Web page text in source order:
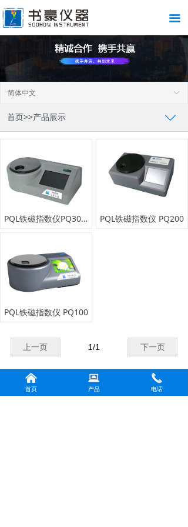
끀
ꀅ
简体中文
首页>>产品展示 ꄳ
PQL铁磁指数仪PQ300 (PQ300B) PQL铁磁指数仪 PQ200
PQL铁磁指数仪 PQ100
上一页 下一页
1/1
낀
首页
뀵
产品
끅
电话